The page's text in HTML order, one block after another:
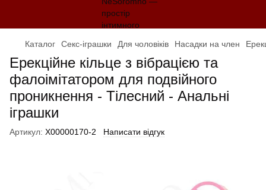
Каталог Секс-іграшки Для чоловіків Насадки на член
Ерекційне кільце з вібрацією та
фалоімітатором для подвійного
проникнення - Тілесний - Анальні
іграшки
Артикул: X00000170-2 Написати відгук